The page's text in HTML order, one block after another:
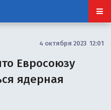
4 октября 2023 12:01
Евросоюзу
ядерная